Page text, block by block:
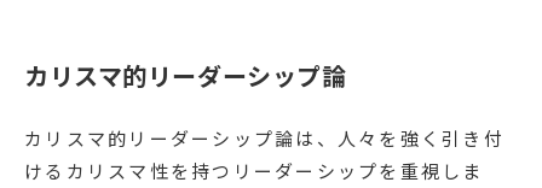
カリスマ的リーダーシップ論
カリスマ的リーダーシップ論は、人々を強く引き付
けるカリスマ性を持つリーダーシップを重視しま